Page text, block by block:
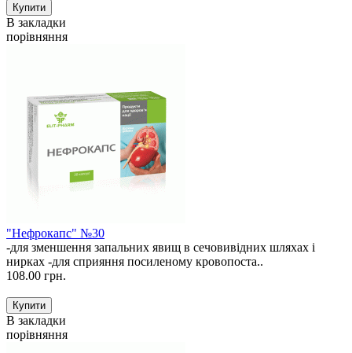
В закладки
порівняння
"Нефрокапс" №30
-для зменшення запальних явищ в сечовивідних шляхах і
нирках -для сприяння посиленому кровопоста..
108.00 грн.
В закладки
порівняння